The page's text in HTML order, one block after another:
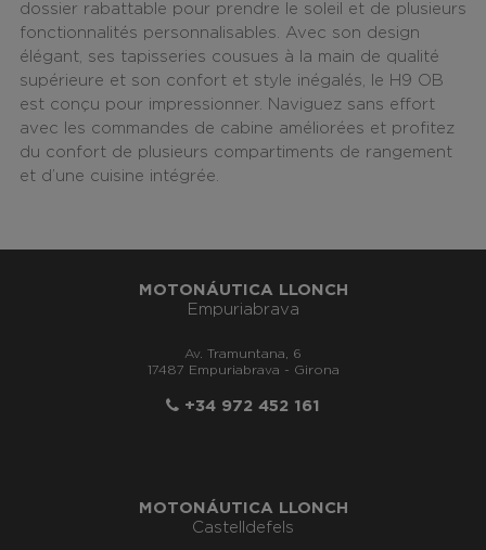
dossier rabattable pour prendre le soleil et de plusieurs
fonctionnalités personnalisables. Avec son design
élégant, ses tapisseries cousues à la main de qualité
supérieure et son confort et style inégalés, le H9 OB
est conçu pour impressionner. Naviguez sans effort
avec les commandes de cabine améliorées et profitez
du confort de plusieurs compartiments de rangement
et d’une cuisine intégrée.
MOTONÁUTICA LLONCH
Empuriabrava
Av. Tramuntana, 6
17487 Empuriabrava - Girona
+34 972 452 161
MOTONÁUTICA LLONCH
Castelldefels